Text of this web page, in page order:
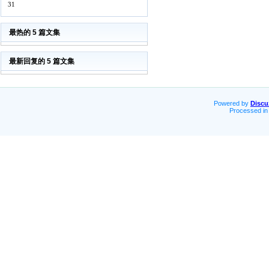
31
最热的 5 篇文集
最新回复的 5 篇文集
Powered by
Processed